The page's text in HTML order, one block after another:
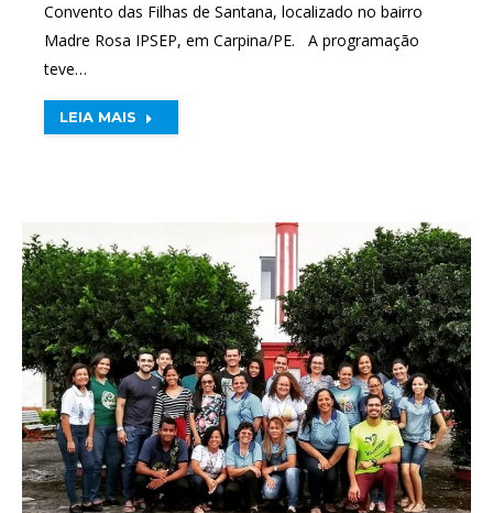
Convento das Filhas de Santana, localizado no bairro
Madre Rosa IPSEP, em Carpina/PE. A programação
teve…
LEIA MAIS